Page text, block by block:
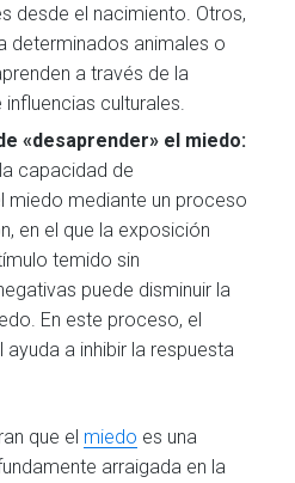
desde el nacimiento. Otros,
determinados animales o
a través de la
culturales.
«desaprender» el miedo:
capacidad de
miedo mediante un proceso
en el que la exposición
temido sin
puede disminuir la
En este proceso, el
a inhibir la respuesta
que el miedo es una
arraigada en la